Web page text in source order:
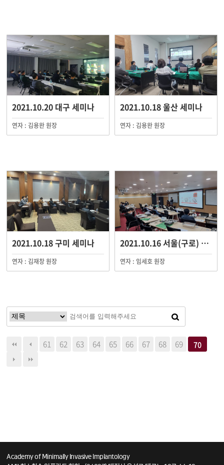
2021.10.20 대구 세미나
연자 : 김용완 원장
2021.10.18 울산 세미나
연자 : 김용완 원장
2021.10.18 구미 세미나
연자 : 김재창 원장
2021.10.16 서울(구로) 세미나
연자 : 임세호 원장
61 62 63 64 65 66 67 68 69 70
Academy of Minimally Invasive Implantology